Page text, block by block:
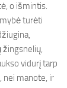
o išmintis.
turėti
žingsnelių,
vidurį tarp
nei manote, ir